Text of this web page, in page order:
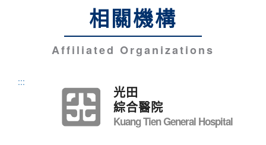
相關機構
Affiliated Organizations
:::
光田
綜合醫院
Kuang Tien General Hospital